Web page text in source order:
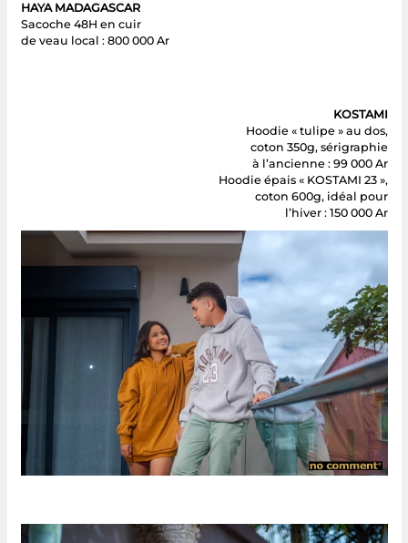
HAYA MADAGASCAR
Sacoche 48H en cuir
de veau local : 800 000 Ar
KOSTAMI
Hoodie « tulipe » au dos,
coton 350g, sérigraphie
à l’ancienne : 99 000 Ar
Hoodie épais « KOSTAMI 23 »,
coton 600g, idéal pour
l’hiver : 150 000 Ar